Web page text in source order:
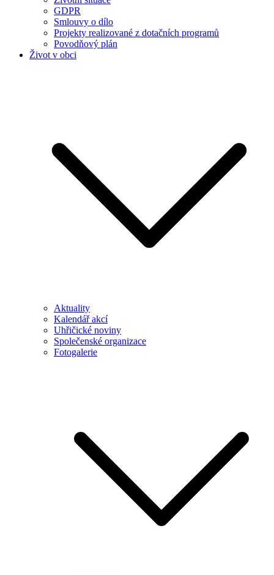
GDPR
Smlouvy o dílo
Projekty realizované z dotačních programů
Povodňový plán
Život v obci
Aktuality
Kalendář akcí
Uhřičické noviny
Společenské organizace
Fotogalerie